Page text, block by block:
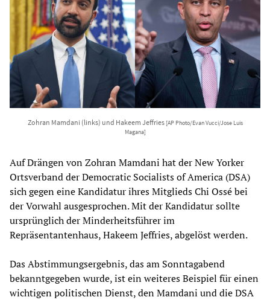
Zohran Mamdani (links) und Hakeem Jeffries [AP Photo/Evan Vucci/Jose Luis
Magana]
Auf Drängen von Zohran Mamdani hat der New Yorker
Ortsverband der Democratic Socialists of America (DSA)
sich gegen eine Kandidatur ihres Mitglieds Chi Ossé bei
der Vorwahl ausgesprochen. Mit der Kandidatur sollte
ursprünglich der Minderheitsführer im
Repräsentantenhaus, Hakeem Jeffries, abgelöst werden.
Das Abstimmungsergebnis, das am Sonntagabend
bekanntgegeben wurde, ist ein weiteres Beispiel für einen
wichtigen politischen Dienst, den Mamdani und die DSA